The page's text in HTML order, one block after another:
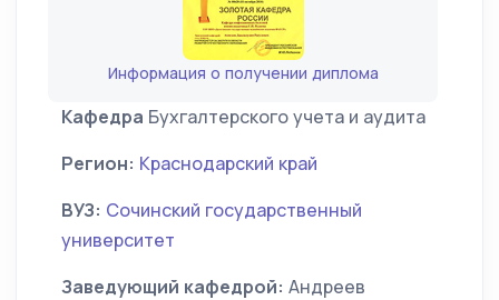
Информация о получении диплома
Кафедра Бухгалтерского учета и аудита
Регион: Краснодарский край
ВУЗ: Сочинский государственный
университет
Заведующий кафедрой: Андреев